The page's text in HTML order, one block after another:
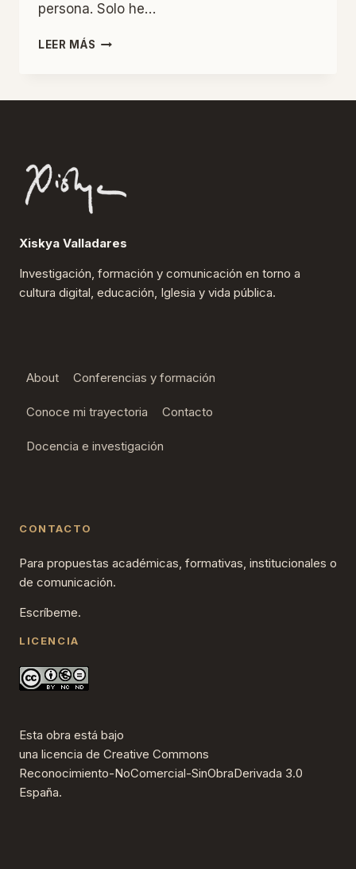
persona. Solo he…
LEER MÁS CONGO,
Xiskya Valladares
Investigación, formación y comunicación en torno a
cultura digital, educación, Iglesia y vida pública.
About Conferencias y formación
Conoce mi trayectoria Contacto
Docencia e investigación
CONTACTO
Para propuestas académicas, formativas, institucionales o
de comunicación.
Escríbeme.
LICENCIA
Esta obra está bajo
una licencia de Creative Commons
Reconocimiento-NoComercial-SinObraDerivada 3.0
España.